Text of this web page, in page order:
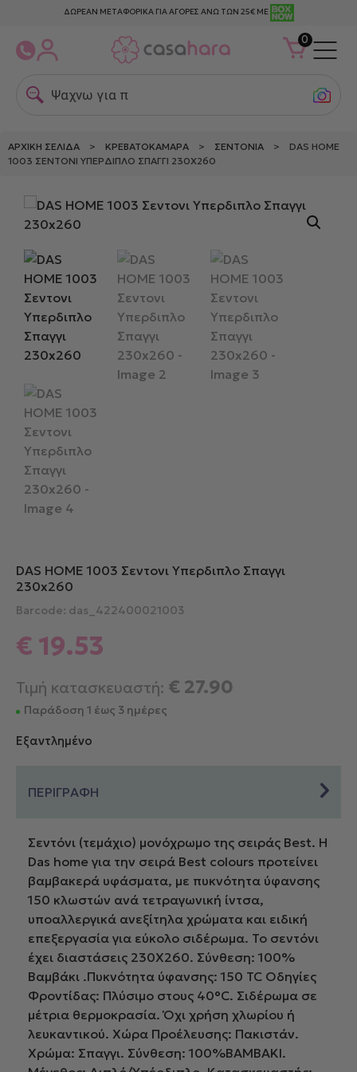
ΔΩΡΕΑΝ ΜΕΤΑΦΟΡΙΚΑ ΓΙΑ ΑΓΟΡΕΣ ΑΝΩ ΤΩΝ 25€ ΜΕ
0
Ψαχνω για πετσ
ΑΡΧΙΚΉ ΣΕΛΊΔΑ > ΚΡΕΒΑΤΟΚΆΜΑΡΑ > ΣΕΝΤΌΝΙΑ > DAS HOME
1003 ΣΕΝΤΟΝΙ ΥΠΕΡΔΙΠΛΟ ΣΠΑΓΓΙ 230X260
DAS HOME 1003 Σεντονι Υπερδιπλο Σπαγγι
230x260
Barcode: das_422400021003
€ 19.53
Τιμή κατασκευαστή: € 27.90
Παράδοση 1 έως 3 ημέρες
Εξαντλημένο
ΠΕΡΙΓΡΑΦΗ
Σεντόνι (τεμάχιο) μονόχρωμο της σειράς Best. Η
Das home για την σειρά Best colours προτείνει
βαμβακερά υφάσματα, με πυκνότητα ύφανσης
150 κλωστών ανά τετραγωνική ίντσα,
υποαλλεργικά ανεξίτηλα χρώματα και ειδική
επεξεργασία για εύκολο σιδέρωμα. Το σεντόνι
έχει διαστάσεις 230Χ260. Σύνθεση: 100%
Βαμβάκι .Πυκνότητα ύφανσης: 150 TC Οδηγίες
Φροντίδας: Πλύσιμο στους 40°C. Σιδέρωμα σε
μέτρια θερμοκρασία. Όχι χρήση χλωρίου ή
λευκαντικού. Χώρα Προέλευσης: Πακιστάν.
Χρώμα: Σπαγγι. Σύνθεση: 100%ΒΑΜΒΑΚΙ.